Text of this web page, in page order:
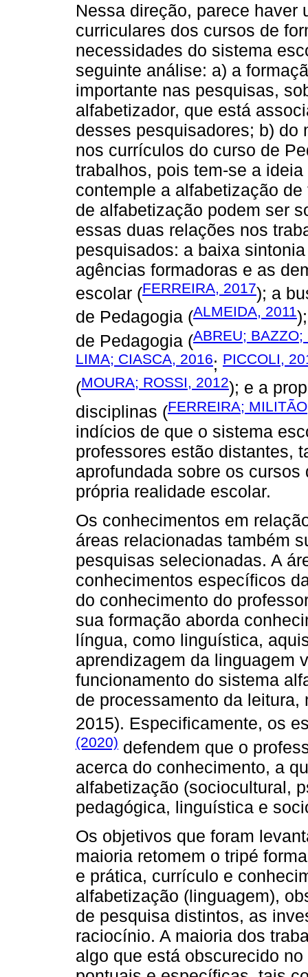
Nessa direção, parece haver
curriculares dos cursos de
necessidades do sistema
seguinte análise: a) a
importante nas pesquisas,
alfabetizador, que está
desses pesquisadores; b) do
nos currículos do curso de
trabalhos, pois tem-se a
contemple a alfabetização
de alfabetização podem ser
essas duas relações nos
pesquisados: a baixa
agências formadoras e as
escolar (FERREIRA, 2017); a
de Pedagogia (ALMEIDA, 2011
de Pedagogia (ABREU; BAZZO;
LIMA; CIASCA, 2016; PICCOLI,
(MOURA; ROSSI, 2012); e a
disciplinas (FERREIRA;
indícios de que o sistema
professores estão distantes,
aprofundada sobre os
própria realidade escolar.
Os conhecimentos em
áreas relacionadas também
pesquisas selecionadas. A
conhecimentos específicos
do conhecimento do
sua formação aborda
língua, como linguística,
aprendizagem da linguagem
funcionamento do sistema
de processamento da leitura,
2015). Especificamente, os
(2020) defendem que o
acerca do conhecimento, a
alfabetização (sociocultural,
pedagógica, linguística e
Os objetivos que foram
maioria retomem o tripé
e prática, currículo e
alfabetização (linguagem),
de pesquisa distintos, as
raciocínio. A maioria dos
algo que está obscurecido